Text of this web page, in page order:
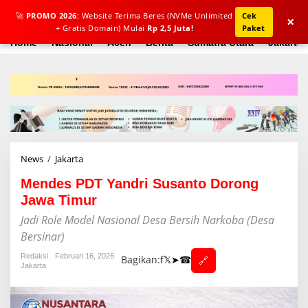
🚀 PROMO 2026: Website Terima Beres (NVMe Unlimited
+ Gratis Domain) Mulai Rp 2,5 Juta!
Cek
Paket
×
a Home Nasional Aceh Berita Sumatra Utara Jakarta
News / Jakarta
n
d
e
s
T
n
Mendes PDT Yandri Susanto Dorong
Jawa Timur
Jadi Role Model Nasional Desa Bersih Narkoba (Desa
Bersinar)
Redaksi
Februari 16, 2026
Jakarta
Bagikan:f𝕏➤☎ 🔗